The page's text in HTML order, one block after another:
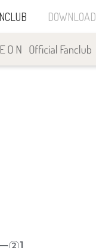
DOWNLOAD